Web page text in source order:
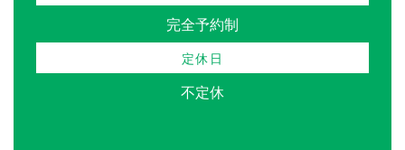
完全予約制
定休日
不定休